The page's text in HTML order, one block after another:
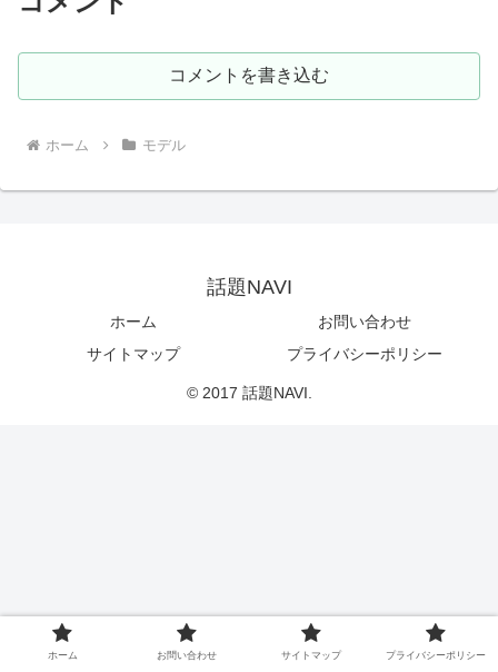
コメントを書き込む
ホーム モデル
話題NAVI
ホーム
お問い合わせ
サイトマップ
プライバシーポリシー
© 2017 話題NAVI.
ホーム お問い合わせ サイトマップ プライバシーポリシー